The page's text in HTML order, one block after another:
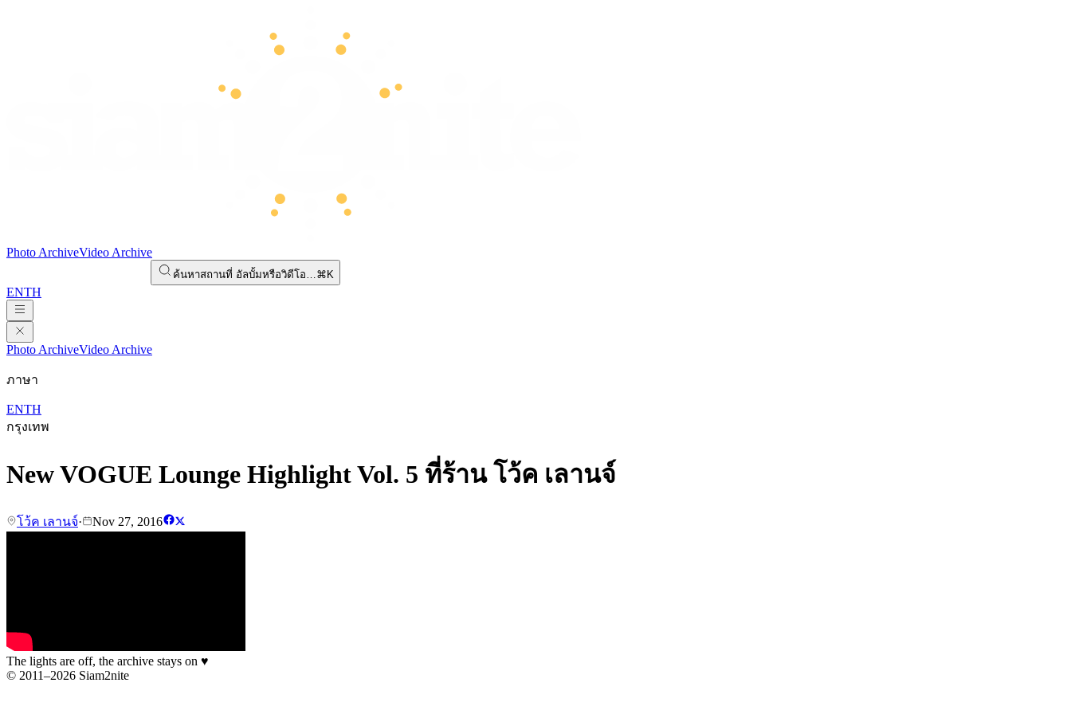
Photo ArchiveVideo Archive
ค้นหาสถานที่ อัลบั้มหรือวิดีโอ…⌘K
ENTH
Photo ArchiveVideo Archive
ภาษา
ENTH
กรุงเทพ
New VOGUE Lounge Highlight Vol. 5 ที่ร้าน โว้ค เลานจ์
โว้ค เลานจ์· Nov 27, 2016
The lights are off, the archive stays on ♥
© 2011–2026 Siam2nite